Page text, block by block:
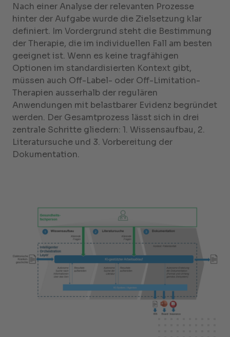
Nach einer Analyse der relevanten Prozesse
hinter der Aufgabe wurde die Zielsetzung klar
definiert. Im Vordergrund steht die Bestimmung
der Therapie, die im individuellen Fall am besten
geeignet ist. Wenn es keine tragfähigen
Optionen im standardisierten Kontext gibt,
müssen auch Off-Label- oder Off-Limitation-
Therapien ausserhalb der regulären
Anwendungen mit belastbarer Evidenz begründet
werden. Der Gesamtprozess lässt sich in drei
zentrale Schritte gliedern: 1. Wissensaufbau, 2.
Literatursuche und 3. Vorbereitung der
Dokumentation.